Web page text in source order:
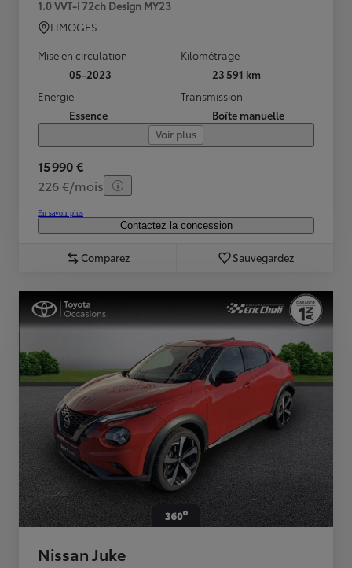
1.0 VVT-i 72ch Design MY23
LIMOGES
Mise en circulation
05-2023
Kilométrage
23 591 km
Energie
Essence
Transmission
Boîte manuelle
Voir plus
15 990 €
226 €/mois
En savoir plus
Contactez la concession
Comparez Sauvegardez
Nissan Juke